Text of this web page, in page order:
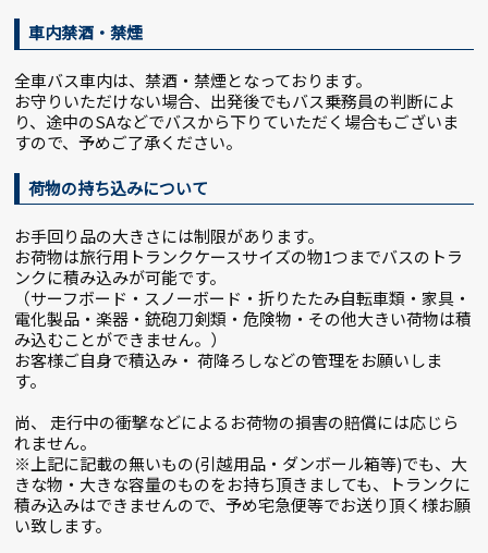
車内禁酒・禁煙
全車バス車内は、禁酒・禁煙となっております。
お守りいただけない場合、出発後でもバス乗務員の判断によ
り、途中のSAなどでバスから下りていただく場合もございま
すので、予めご了承ください。
荷物の持ち込みについて
お手回り品の大きさには制限があります。
お荷物は旅行用トランクケースサイズの物1つまでバスのトラ
ンクに積み込みが可能です。
（サーフボード・スノーボード・折りたたみ自転車類・家具・
電化製品・楽器・銃砲刀剣類・危険物・その他大きい荷物は積
み込むことができません。）
お客様ご自身で積込み・ 荷降ろしなどの管理をお願いしま
す。
尚、 走行中の衝撃などによるお荷物の損害の賠償には応じら
れません。
※上記に記載の無いもの(引越用品・ダンボール箱等)でも、大
きな物・大きな容量のものをお持ち頂きましても、トランクに
積み込みはできませんので、予め宅急便等でお送り頂く様お願
い致します。